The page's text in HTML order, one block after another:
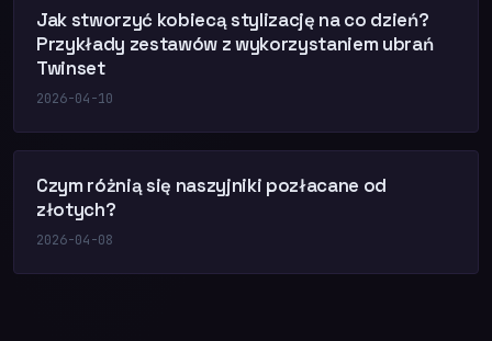
Jak stworzyć kobiecą stylizację na co dzień?
Przykłady zestawów z wykorzystaniem ubrań
Twinset
2026-04-10
Czym różnią się naszyjniki pozłacane od
złotych?
2026-04-08